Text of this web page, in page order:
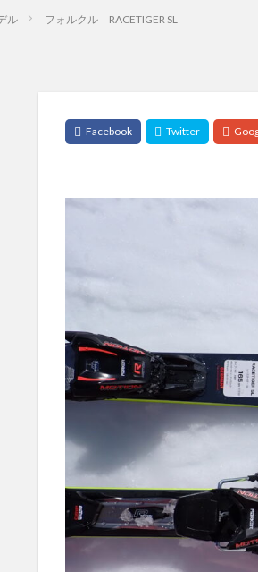
ル フォルクル RACETIGER SL